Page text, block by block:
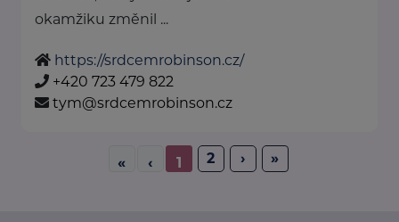
okamžiku změnil ...
https://srdcemrobinson.cz/
+420 723 479 822
tym@srdcemrobinson.cz
« ‹ 1 2 › »